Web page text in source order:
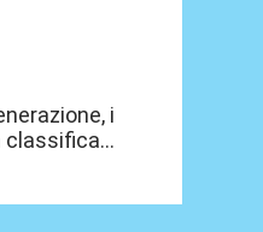
i
classifica...